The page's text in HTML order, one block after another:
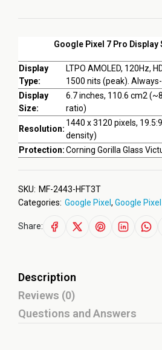
Google Pixel 7 Pro
Display
Type:
LTPO AMOLED, 120Hz,
1500 nits (peak).
Display
Size:
6.7 inches, 110.6 cm2
ratio)
Resolution:
1440 x 3120 pixels,
density)
Protection:Corning Gorilla Glass
SKU: MF-2443-HFT3T
Categories: Google Pixel, Google
Share:
Description
Reviews (0)
Questions and Answers